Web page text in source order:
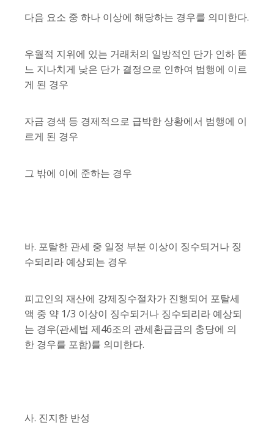
다음 요소 중 하나 이상에 해당하는 경우를 의미한다.
우월적 지위에 있는 거래처의 일방적인 단가 인하 똔
느 지나치게 낮은 단가 결정으로 인하여 범행에 이르
게 된 경우
자금 경색 등 경제적으로 급박한 상황에서 범행에 이
르게 된 경우
그 밖에 이에 준하는 경우
바. 포탈한 관세 중 일정 부분 이상이 징수되거나 징
수되리라 예상되는 경우
피고인의 재산에 강제징수절차가 진행되어 포탈세
액 중 약 1/3 이상이 징수되거나 징수되리라 예상되
는 경우(관세법 제46조의 관세환급금의 충당에 의
한 경우를 포함)를 의미한다.
사. 진지한 반성